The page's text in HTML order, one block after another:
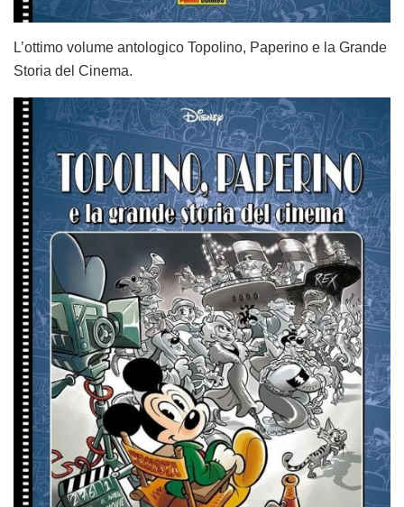
L’ottimo volume antologico Topolino, Paperino e la Grande
Storia del Cinema.